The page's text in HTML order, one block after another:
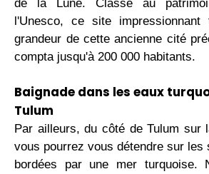
de la Lune. Classé au
l'Unesco, ce site impressionnant
grandeur de cette ancienne cité
compta jusqu'à 200 000 habitants.
Baignade dans les eaux
Tulum
Par ailleurs, du côté de Tulum sur
vous pourrez vous détendre sur les
bordées par une mer turquoise.